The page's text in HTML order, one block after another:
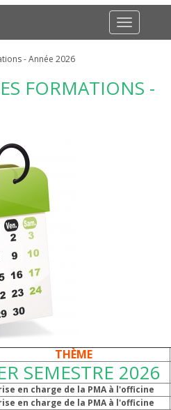
- Année 2026
FORMATIONS -
THÈME
SEMESTRE 2026
en charge de la PMA à l'officine
en charge de la PMA à l'officine